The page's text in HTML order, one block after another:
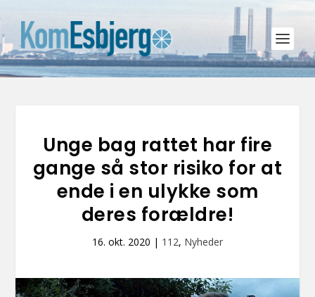
Unge bag rattet har fire
gange så stor risiko for at
ende i en ulykke som
deres forældre!
16. okt. 2020 | 112, Nyheder